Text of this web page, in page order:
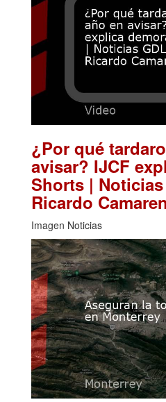
¿Por qué
avisar? IJCF
Shorts |
Ricardo
Imagen Noticias